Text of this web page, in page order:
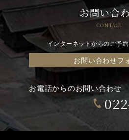
お問い合
CONTACT
インターネットからのご予
お問い合わせフ
お電話からのお問い合わせ